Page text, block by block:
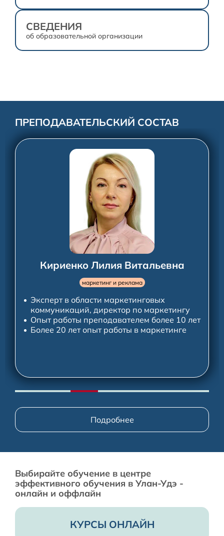
СВЕДЕНИЯ
об образовательной организации
ПРЕПОДАВАТЕЛЬСКИЙ СОСТАВ
КириенкоЛилия Витальевна
маркетинг и реклама
Эксперт в области маркетинговых
коммуникаций, директор по маркетингу
Опыт работы преподавателем более 10 лет
Более 20 лет опыт работы в маркетинге
Подробнее
Выбирайте обучение в центре
эффективного обучения в Улан-Удэ -
онлайн и оффлайн
КУРСЫ ОНЛАЙН